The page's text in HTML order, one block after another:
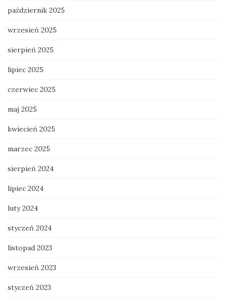
październik 2025
wrzesień 2025
sierpień 2025
lipiec 2025
czerwiec 2025
maj 2025
kwiecień 2025
marzec 2025
sierpień 2024
lipiec 2024
luty 2024
styczeń 2024
listopad 2023
wrzesień 2023
styczeń 2023